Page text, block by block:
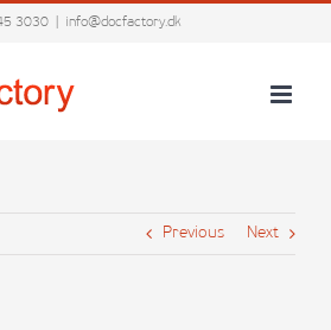
3030 info@docfactory.dk
Previous Next